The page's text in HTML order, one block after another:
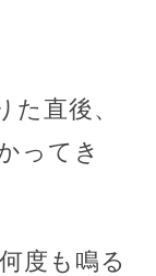
た直後、
ってき
度も鳴る